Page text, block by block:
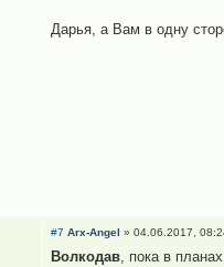
Дарья, а Вам в одну
#7 Arx-Angel » 04.06.2017,
Волкодав, пока в